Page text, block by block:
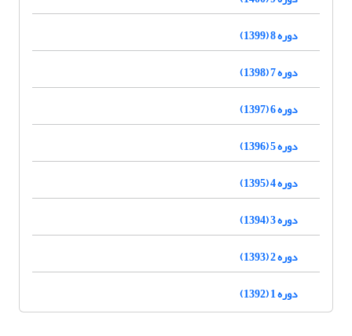
دوره 8 (1399)
دوره 7 (1398)
دوره 6 (1397)
دوره 5 (1396)
دوره 4 (1395)
دوره 3 (1394)
دوره 2 (1393)
دوره 1 (1392)